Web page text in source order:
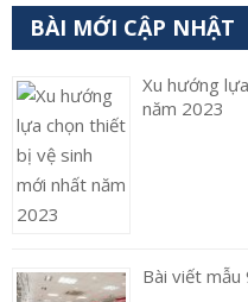
BÀI MỚI CẬP NHẬT
Xu hướng
năm 2023
Bài viết mẫu